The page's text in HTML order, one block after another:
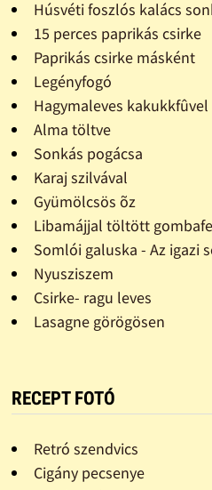
Húsvéti foszlós kalács
15 perces paprikás csirke
Paprikás csirke másként
Legényfogó
Hagymaleves kakukkfûvel
Alma töltve
Sonkás pogácsa
Karaj szilvával
Gyümölcsös õz
Libamájjal töltött
Somlói galuska - Az igazi
Nyusziszem
Csirke- ragu leves
Lasagne görögösen
RECEPT FOTÓ
Retró szendvics
Cigány pecsenye